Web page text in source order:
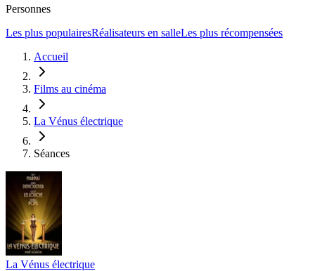
Personnes
Les plus populairesRéalisateurs en salleLes plus récompensées
Accueil
Films au cinéma
La Vénus électrique
Séances
La Vénus électrique